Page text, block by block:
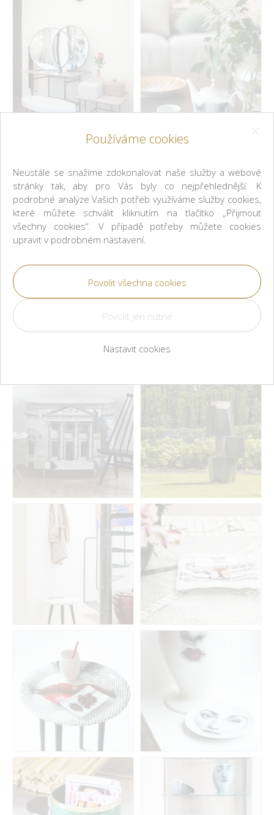
Nika Zupanc, Arik
Levy
Fornasetti
Inspirace
Fornasetti,
Nymphenburg, Venini
Inspirace
Fornasetti,
Nymphenburg
Inspirace
Fornasetti Fornasetti
Fornasetti, Artek
Inspirace
Arik Levy
Inspirace
Fornasetti Fornasetti, Venini
Inspirace
Fornasetti,
Nymphenburg
Inspirace
Fornasetti
Používáme cookies
Neustále se snažíme zdokonalovat naše služby a webové
stránky tak, aby pro Vás byly co nejpřehlednější. K
podrobné analýze Vašich potřeb využíváme služby cookies,
které můžete schválit kliknutím na tlačítko „Přijmout
všechny cookies“. V případě potřeby můžete cookies
upravit v podrobném nastavení.
Nastavit cookies